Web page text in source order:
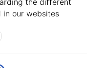
the different
in our websites